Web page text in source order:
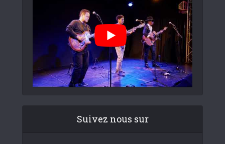
Suivez nous sur